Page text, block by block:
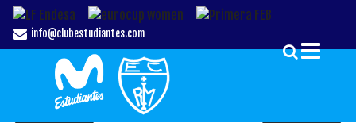
Gestionar el Consentimiento de las Cookies
info@clubestudiantes.com